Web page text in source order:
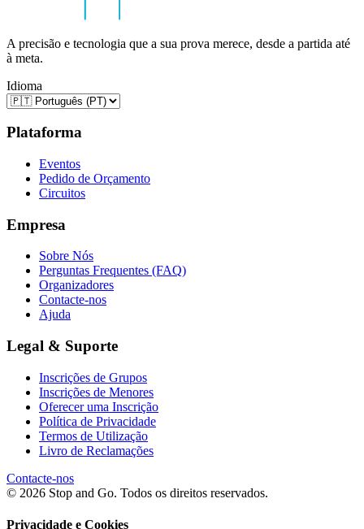
A precisão e tecnologia que a sua prova merece, desde a partida até
à meta.
Idioma
Plataforma
Eventos
Pedido de Orçamento
Circuitos
Empresa
Sobre Nós
Perguntas Frequentes (FAQ)
Organizadores
Contacte-nos
Ajuda
Legal & Suporte
Inscrições de Grupos
Inscrições de Menores
Oferecer uma Inscrição
Política de Privacidade
Termos de Utilização
Livro de Reclamações
Contacte-nos
© 2026 Stop and Go. Todos os direitos reservados.
Privacidade e Cookies